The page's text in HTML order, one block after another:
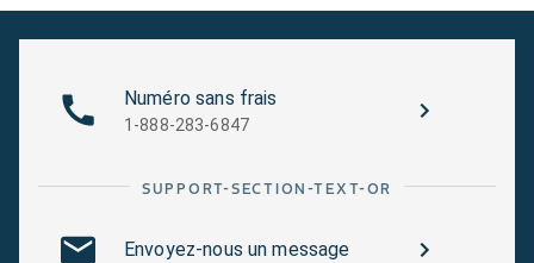
Numéro sans frais
1-888-283-6847
SUPPORT-SECTION-TEXT-OR
Envoyez-nous un message